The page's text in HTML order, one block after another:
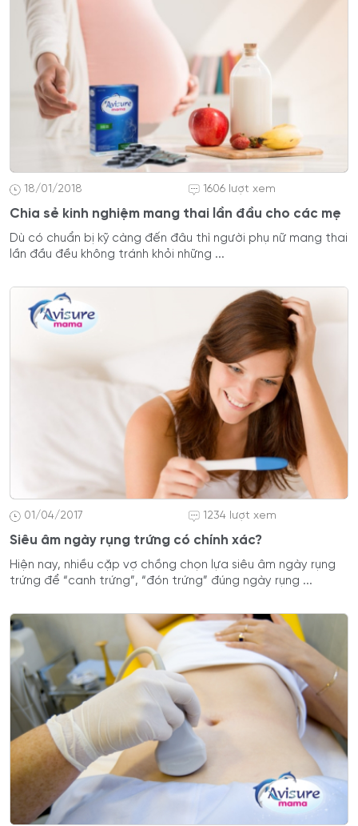
18/01/2018 1606 lượt xem
Chia sẻ kinh nghiệm mang thai lần đầu cho các mẹ
Dù có chuẩn bị kỹ càng đến đâu thì người phụ nữ mang thai
lần đầu đều không tránh khỏi những ...
01/04/2017 1234 lượt xem
Siêu âm ngày rụng trứng có chính xác?
Hiện nay, nhiều cặp vợ chồng chọn lựa siêu âm ngày rụng
trứng để “canh trứng”, “đón trứng” đúng ngày rụng ...